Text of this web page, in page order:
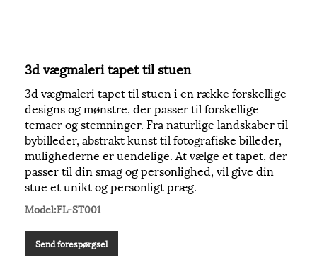
3d vægmaleri tapet til stuen
3d vægmaleri tapet til stuen i en række forskellige
designs og mønstre, der passer til forskellige
temaer og stemninger. Fra naturlige landskaber til
bybilleder, abstrakt kunst til fotografiske billeder,
mulighederne er uendelige. At vælge et tapet, der
passer til din smag og personlighed, vil give din
stue et unikt og personligt præg.
Model:FL-ST001
Send forespørgsel